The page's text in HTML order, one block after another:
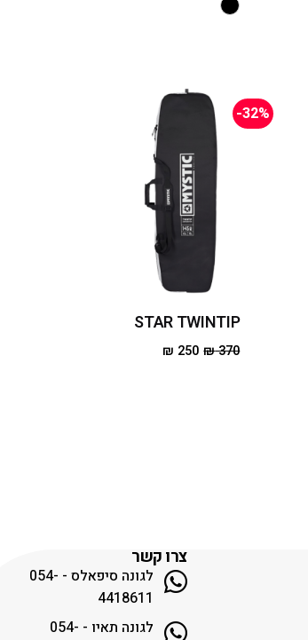
-32%
STAR TWINTIP
₪370
₪ 250
צרו קשר
לגונה סיפאלס - 054-
4418611
לגונה תאיו - 054-